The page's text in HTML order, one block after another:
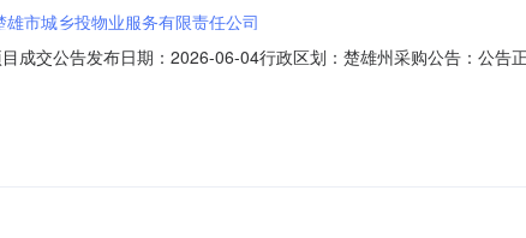
雄市城乡投物业服务有限责任公司
成交公告发布日期：2026-06-04行政区划：楚雄州采购公告：公告
目联系电话：/采购计划信息：序号采购计划文号信息采购计划金额